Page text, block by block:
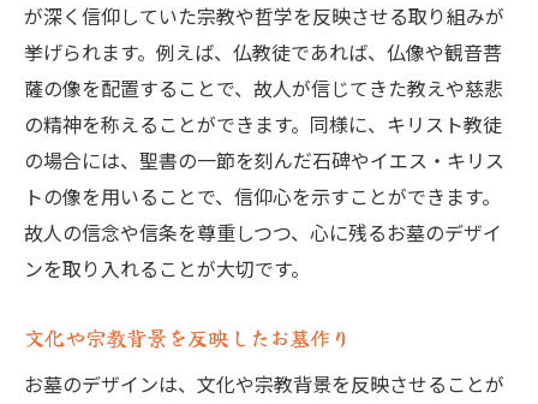
が深く信仰していた宗教や哲学を反映させる取り組みが
挙げられます。例えば、仏教徒であれば、仏像や観音菩
薩の像を配置することで、故人が信じてきた教えや慈悲
の精神を称えることができます。同様に、キリスト教徒
の場合には、聖書の一節を刻んだ石碑やイエス・キリス
トの像を用いることで、信仰心を示すことができます。
故人の信念や信条を尊重しつつ、心に残るお墓のデザイ
ンを取り入れることが大切です。
文化や宗教背景を反映したお墓作り
お墓のデザインは、文化や宗教背景を反映させることが